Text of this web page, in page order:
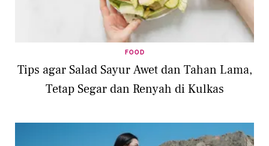
FOOD
Tips agar Salad Sayur Awet dan Tahan Lama,
Tetap Segar dan Renyah di Kulkas